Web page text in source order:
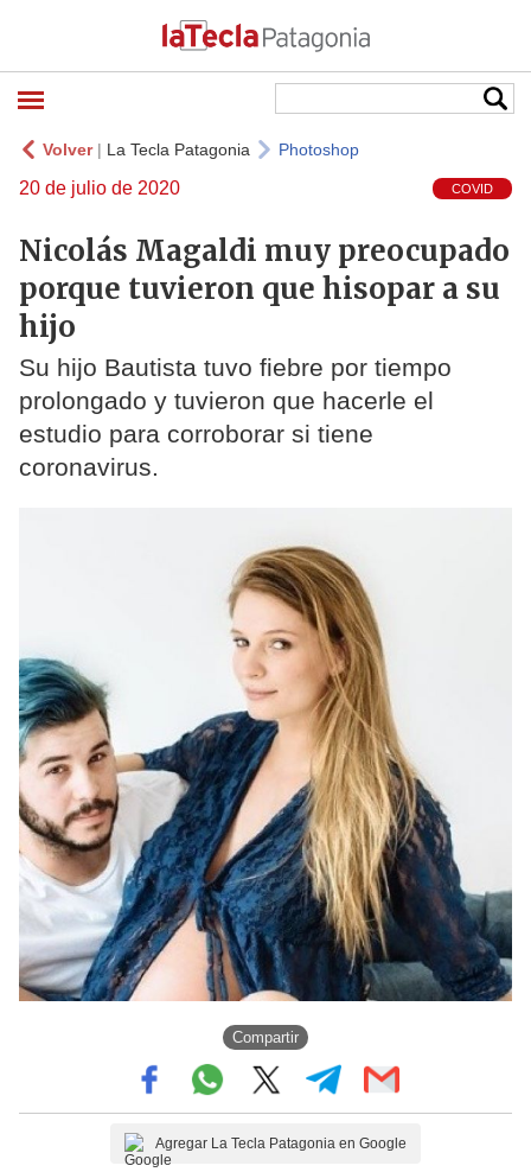
Volver| La Tecla Patagonia Photoshop
20 de julio de 2020 COVID
Nicolás Magaldi muy preocupado
porque tuvieron que hisopar a su
hijo
Su hijo Bautista tuvo fiebre por tiempo
prolongado y tuvieron que hacerle el
estudio para corroborar si tiene
coronavirus.
Compartir
Agregar La Tecla Patagonia en Google